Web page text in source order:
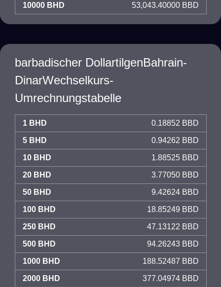
10000 BHD 53,043.40000 BBD
barbadischer DollartilgenBahrain-
DinarWechselkurs-
Umrechnungstabelle
1 BHD 0.18852 BBD
5 BHD 0.94262 BBD
10 BHD 1.88525 BBD
20 BHD 3.77050 BBD
50 BHD 9.42624 BBD
100 BHD 18.85249 BBD
250 BHD 47.13122 BBD
500 BHD 94.26243 BBD
1000 BHD 188.52487 BBD
2000 BHD 377.04974 BBD